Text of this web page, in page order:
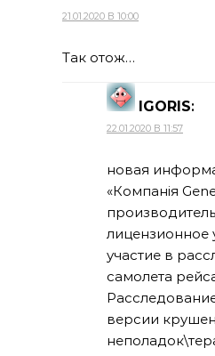
21.01.2020 В 10:00
Так отож…
IGORIS:
22.01.2020 В 11:57
новая
«Компанія
лицензионное
участие в
самолета
версии